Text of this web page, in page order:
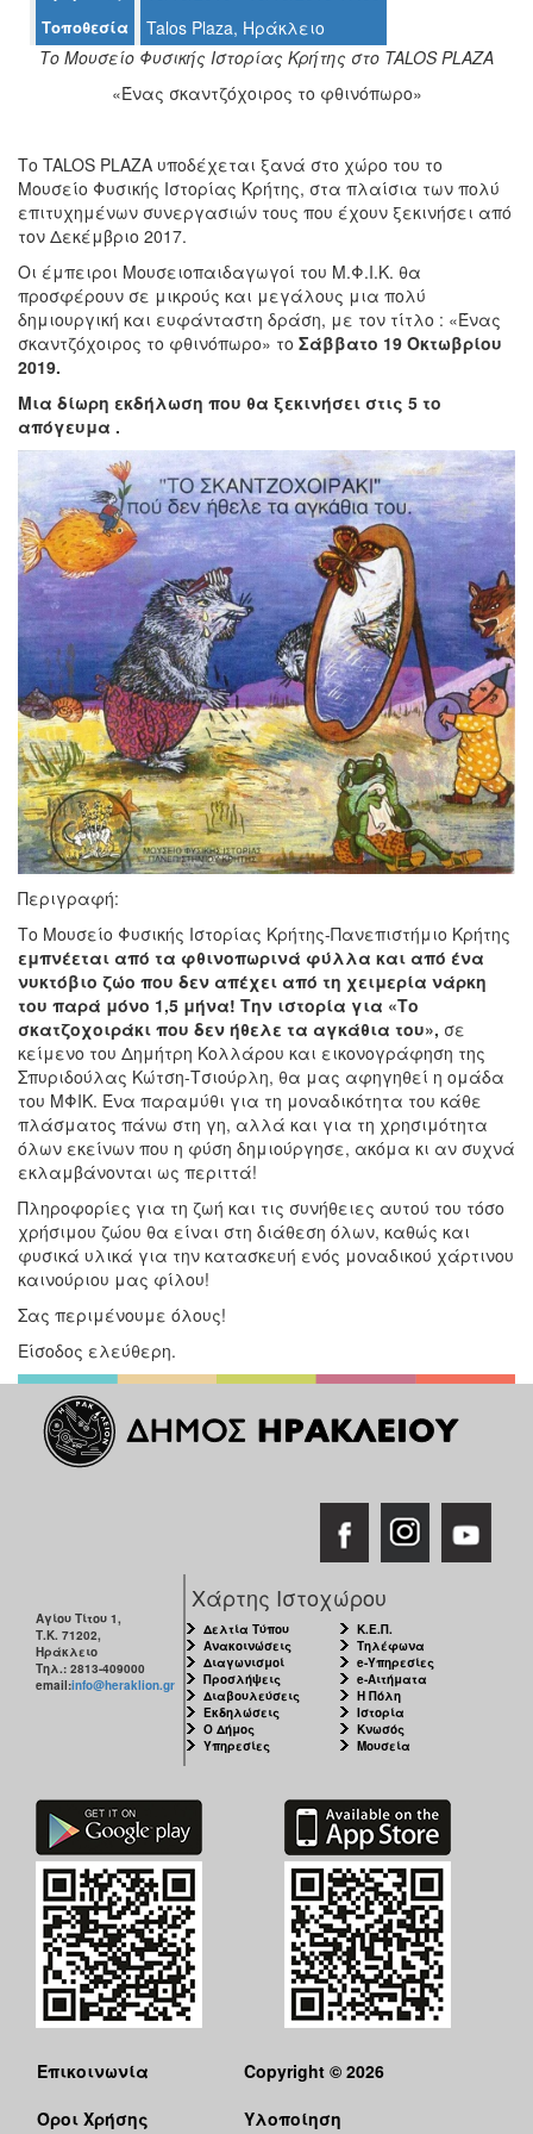
ΔΗΜΟΣ
ΑΝΘΕΚΤΙΚΗ
ΠΟΛΗ
Τοποθεσία
Talos Plaza, Ηράκλειο
Το Μουσείο Φυσικής Ιστορίας Κρήτης στο TALOS PLAZA
«Ένας σκαντζόχοιρος το φθινόπωρο»
Το TALOS PLAZA υποδέχεται ξανά στο χώρο του το
Μουσείο Φυσικής Ιστορίας Κρήτης, στα πλαίσια των πολύ
επιτυχημένων συνεργασιών τους που έχουν ξεκινήσει από
τον Δεκέμβριο 2017.
Οι έμπειροι Μουσειοπαιδαγωγοί του Μ.Φ.Ι.Κ. θα
προσφέρουν σε μικρούς και μεγάλους μια πολύ
δημιουργική και ευφάνταστη δράση, με τον τίτλο : «Ένας
σκαντζόχοιρος το φθινόπωρο» το Σάββατο 19 Οκτωβρίου
2019.
Μια δίωρη εκδήλωση που θα ξεκινήσει στις 5 το
απόγευμα .
Περιγραφή:
Το Μουσείο Φυσικής Ιστορίας Κρήτης-Πανεπιστήμιο Κρήτης
εμπνέεται από τα φθινοπωρινά φύλλα και από ένα
νυκτόβιο ζώο που δεν απέχει από τη χειμερία νάρκη
του παρά μόνο 1,5 μήνα! Την ιστορία για «Το
σκατζοχοιράκι που δεν ήθελε τα αγκάθια του», σε
κείμενο του Δημήτρη Κολλάρου και εικονογράφηση της
Σπυριδούλας Κώτση-Τσιούρλη, θα μας αφηγηθεί η ομάδα
του ΜΦΙΚ. Ένα παραμύθι για τη μοναδικότητα του κάθε
πλάσματος πάνω στη γη, αλλά και για τη χρησιμότητα
όλων εκείνων που η φύση δημιούργησε, ακόμα κι αν συχνά
εκλαμβάνονται ως περιττά!
Πληροφορίες για τη ζωή και τις συνήθειες αυτού του τόσο
χρήσιμου ζώου θα είναι στη διάθεση όλων, καθώς και
φυσικά υλικά για την κατασκευή ενός μοναδικού χάρτινου
καινούριου μας φίλου!
Σας περιμένουμε όλους!
Είσοδος ελεύθερη.
Αγίου Τίτου 1,
Τ.Κ. 71202,
Ηράκλειο
Τηλ.: 2813-409000
email:info@heraklion.gr
Χάρτης Ιστοχώρου
Δελτία Τύπου
Ανακοινώσεις
Διαγωνισμοί
Προσλήψεις
Διαβουλεύσεις
Εκδηλώσεις
Ο Δήμος
Υπηρεσίες
Κ.Ε.Π.
Τηλέφωνα
e-Υπηρεσίες
e-Αιτήματα
Η Πόλη
Ιστορία
Κνωσός
Μουσεία
Επικοινωνία
Όροι Χρήσης
Copyright © 2026
Υλοποίηση